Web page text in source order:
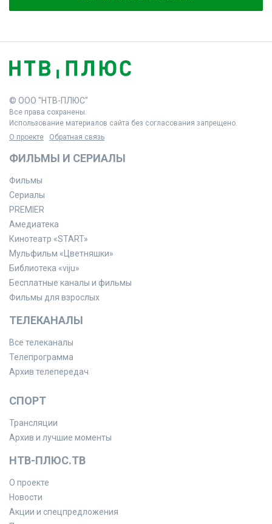
© ООО "НТВ-ПЛЮС"
Все права сохранены.
Использование материалов сайта без согласования запрещено.
О проекте
Обратная связь
ФИЛЬМЫ И СЕРИАЛЫ
Фильмы
Сериалы
PREMIER
Амедиатека
Кинотеатр «START»
Мульфильм «Цветняшки»
Библиотека «viju»
Бесплатные каналы и фильмы
Фильмы для взрослых
ТЕЛЕКАНАЛЫ
Все телеканалы
Телепрограмма
Архив телепередач
СПОРТ
Трансляции
Архив и лучшие моменты
НТВ-ПЛЮС.ТВ
О проекте
Новости
Акции и спецпредложения